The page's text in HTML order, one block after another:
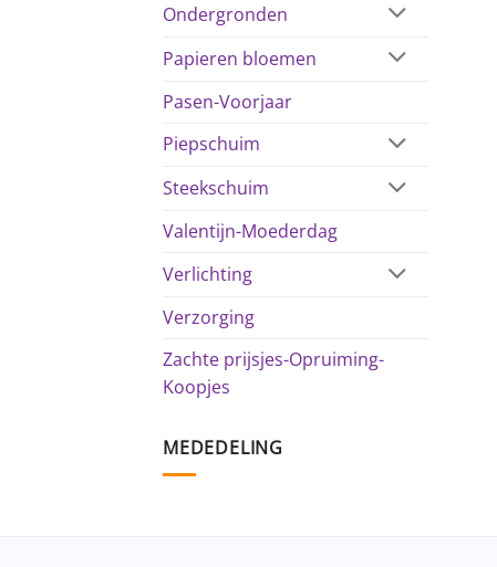
Ondergronden
Papieren bloemen
Pasen-Voorjaar
Piepschuim
Steekschuim
Valentijn-Moederdag
Verlichting
Verzorging
Zachte prijsjes-Opruiming-
Koopjes
MEDEDELING